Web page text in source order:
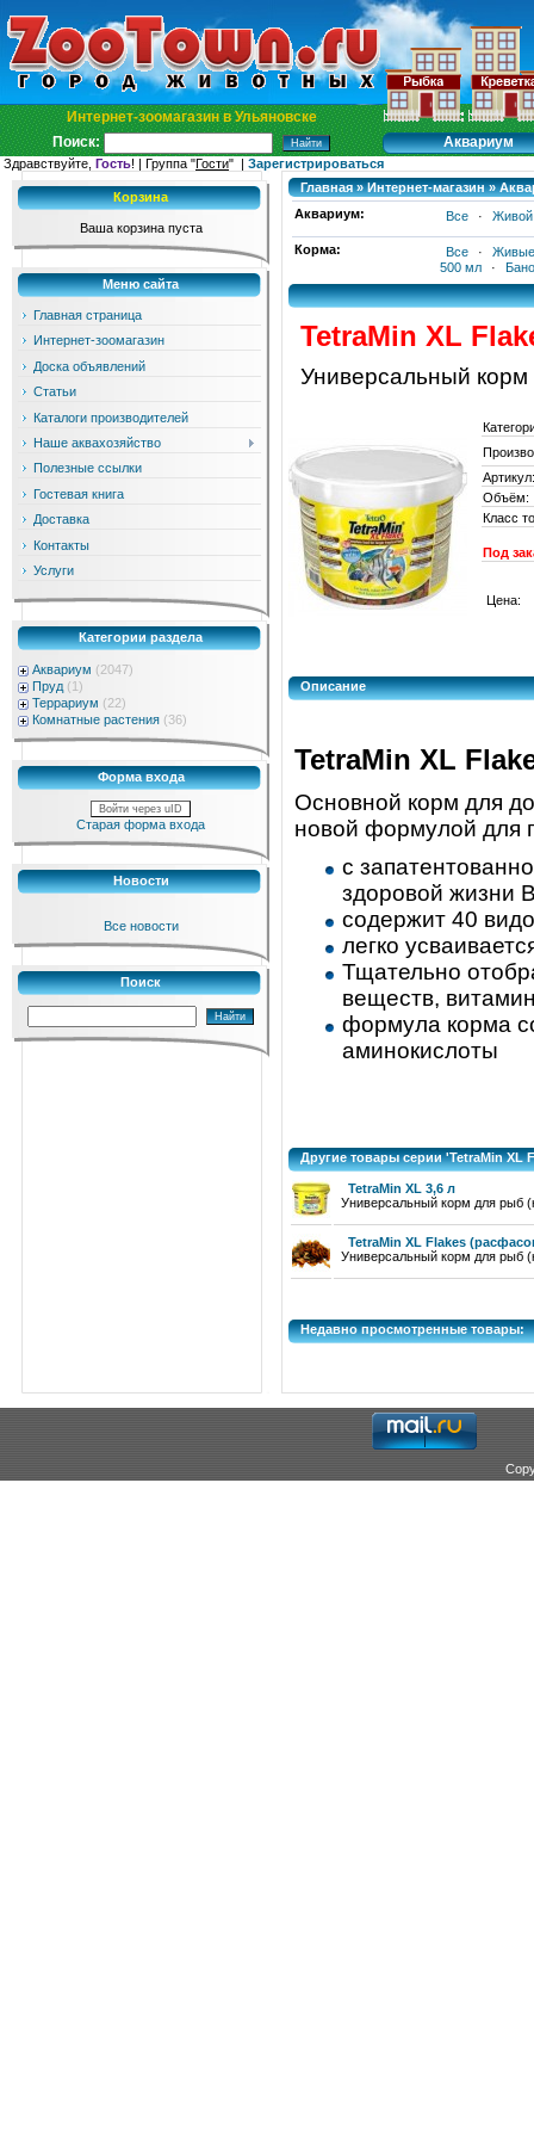
Интернет-зоомагазин в Ульяновске
Поиск:
Аквариум
Здравствуйте, Гость! | Группа "Гости" | Зарегистрироваться
Корзина
Ваша корзина пуста
Меню сайта
Главная страница
Интернет-зоомагазин
Доска объявлений
Статьи
Каталоги производителей
Наше аквахозяйство
Полезные ссылки
Гостевая книга
Доставка
Контакты
Услуги
Категории раздела
Аквариум (2047)
Пруд (1)
Террариум (22)
Комнатные растения (36)
Форма входа
Войти через uID
Старая форма входа
Новости
Все новости
Поиск
Главная » Интернет-магазин »
Аквариум:
Все · Живой
Корма: Все ·
500 мл
·
TetraMin XL
Универсальный
Артикул:
Объём:
Класс
Под
Цена:
Описание
TetraMin XL
Основной корм для
новой формулой для
с
здоровой жизни
содержит 40
легко
Тщательно
веществ,
формула корма
аминокислоты
Другие товары серии 'TetraMin XL
TetraMin XL 3,6 л
Универсальный корм для рыб
TetraMin XL Flakes
Универсальный корм для рыб
Недавно просмотренные товары: